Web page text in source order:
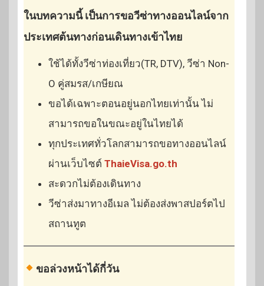
ในบทความนี้ เป็นการขอวีซ่าทางออนไลน์จาก
ประเทศต้นทางก่อนเดินทางเข้าไทย
ใช้ได้ทั้งวีซ่าท่องเที่ยว(TR, DTV), วีซ่า Non-
O คู่สมรส/เกษียณ
ขอได้เฉพาะตอนอยู่นอกไทยเท่านั้น ไม่
สามารถขอในขณะอยู่ในไทยได้
ทุกประเทศทั่วโลกสามารถขอทางออนไลน์
ผ่านเว็บไซต์ ThaieVisa.go.th
สะดวกไม่ต้องเดินทาง
วีซ่าส่งมาทางอีเมล ไม่ต้องส่งพาสปอร์ตไป
สถานทูต
ขอล่วงหน้าได้กี่วัน